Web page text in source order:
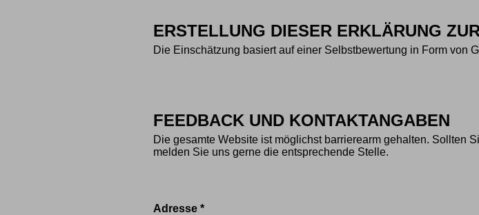
ERSTELLUNG DIESER ERKLÄRUNG
Die Einschätzung basiert auf einer Selbstbewertung in Form von
FEEDBACK UND KONTAKTANGABEN
Die gesamte Website ist möglichst barrierearm gehalten. Sollten
melden Sie uns gerne die entsprechende Stelle.
Adresse *